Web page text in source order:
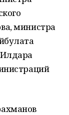
министра